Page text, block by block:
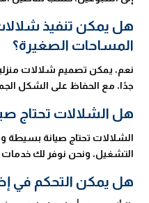
هل يمكن تنفيذ
المساحات الصغيرة؟
نعم، يمكن تصميم شلالات
جدًا، مع الحفاظ على الشكل
هل الشلالات تحتاج
الشلالات تحتاج صيانة بسيطة
التشغيل، ونحن نوفر لك خدمات
هل يمكن التحكم في